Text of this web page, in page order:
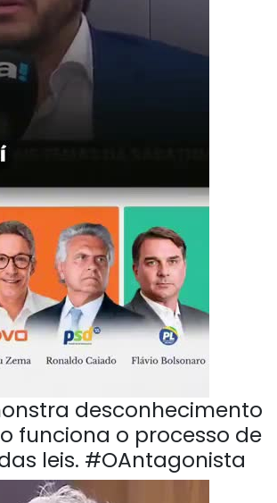
desconhecimento
funciona o processo de
leis. #OAntagonista